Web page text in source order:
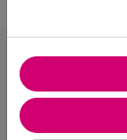
LA
MARY